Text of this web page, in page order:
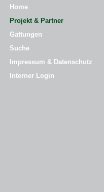
Home
Projekt & Partner
Gattungen
Suche
Impressum & Datenschutz
Interner Login